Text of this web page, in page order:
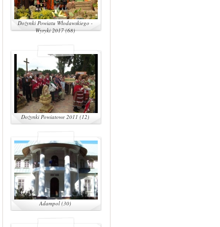
Dożynki Powiatu Włodawskiego -
Wyryki 2017 (68)
Dożynki Powiatowe 2011 (12)
Adampol (30)